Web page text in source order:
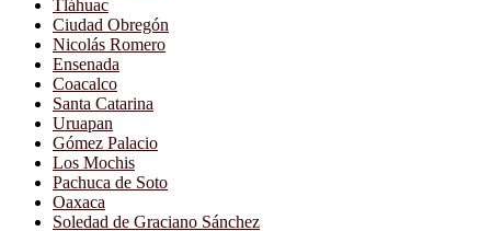
Tláhuac
Ciudad Obregón
Nicolás Romero
Ensenada
Coacalco
Santa Catarina
Uruapan
Gómez Palacio
Los Mochis
Pachuca de Soto
Oaxaca
Soledad de Graciano Sánchez